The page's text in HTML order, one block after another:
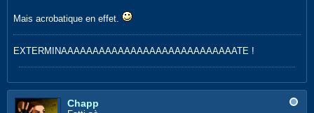
Mais acrobatique en effet.
EXTERMINAAAAAAAAAAAAAAAAAAAAAAAAAAAATE !
Chapp